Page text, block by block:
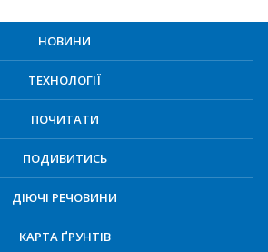
НОВИНИ
ТЕХНОЛОГІЇ
ПОЧИТАТИ
ПОДИВИТИСЬ
ДІЮЧІ РЕЧОВИНИ
КАРТА ҐРУНТІВ